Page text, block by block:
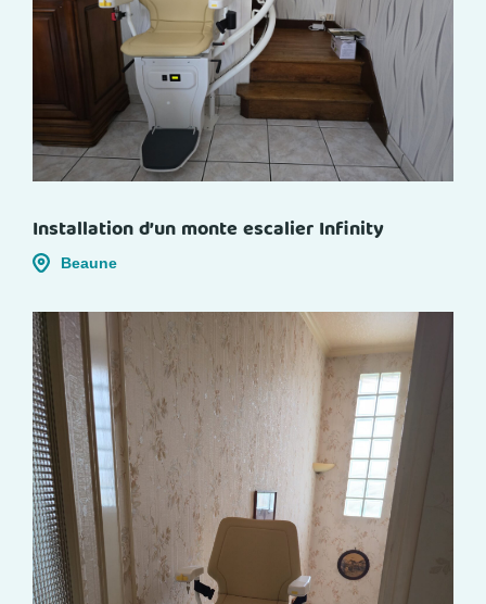
Installation d’un monte escalier Infinity
Beaune